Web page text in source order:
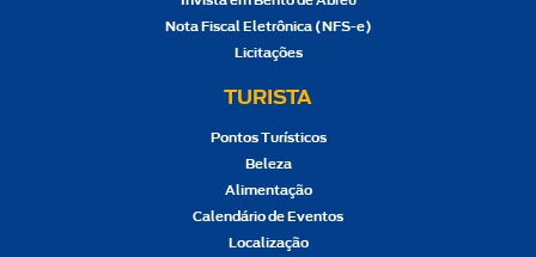
Nota Fiscal Eletrônica (NFS-e)
Licitações
TURISTA
Pontos Turísticos
Beleza
Alimentação
Calendário de Eventos
Localização